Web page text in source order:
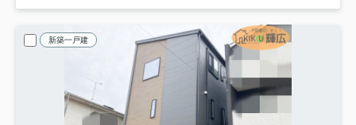
新築一戸建